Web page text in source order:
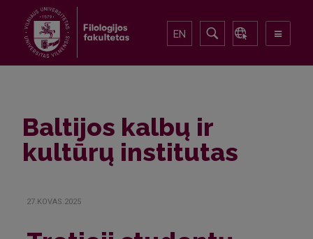
EN
Baltijos kalbų ir
kultūrų institutas
27.KOVAS.2025